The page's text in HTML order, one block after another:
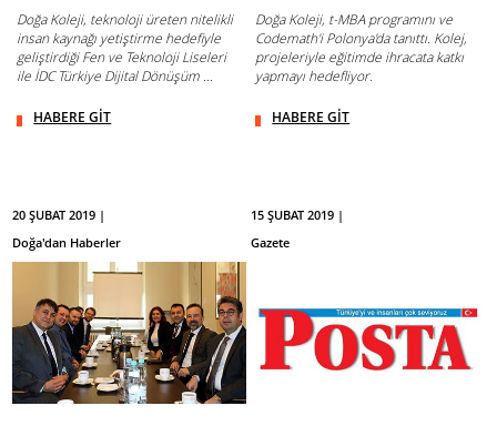
Doğa Koleji, teknoloji üreten nitelikli
insan kaynağı yetiştirme hedefiyle
geliştirdiği Fen ve Teknoloji Liseleri
ile İDC Türkiye Dijital Dönüşüm ...
HABERE GİT
Doğa Koleji, t-MBA programını ve
Codemath'i Polonya'da tanıttı. Kolej,
projeleriyle eğitimde ihracata katkı
yapmayı hedefliyor.
HABERE GİT
20 ŞUBAT 2019 |
Doğa'dan Haberler
15 ŞUBAT 2019 |
Gazete